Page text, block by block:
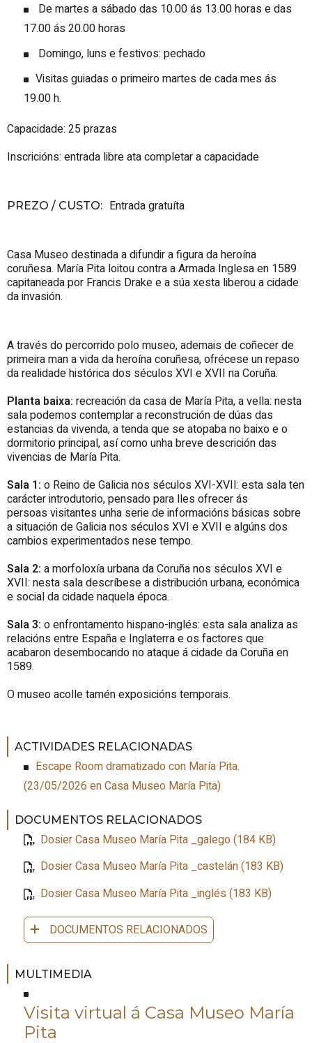
De martes a sábado das 10.00 ás 13.00 horas e das
17.00 ás 20.00 horas
Domingo, luns e festivos: pechado
Visitas guiadas o primeiro martes de cada mes ás
19.00 h.
Capacidade: 25 prazas
Inscricións: entrada libre ata completar a capacidade
PREZO / CUSTO: Entrada gratuíta
Casa Museo destinada a difundir a figura da heroína
coruñesa. María Pita loitou contra a Armada Inglesa en 1589
capitaneada por Francis Drake e a súa xesta liberou a cidade
da invasión.
A través do percorrido polo museo, ademais de coñecer de
primeira man a vida da heroína coruñesa, ofrécese un repaso
da realidade histórica dos séculos XVI e XVII na Coruña.
Planta baixa: recreación da casa de María Pita, a vella: nesta
sala podemos contemplar a reconstrución de dúas das
estancias da vivenda, a tenda que se atopaba no baixo e o
dormitorio principal, así como unha breve descrición das
vivencias de María Pita.
Sala 1: o Reino de Galicia nos séculos XVI-XVII: esta sala ten
carácter introdutorio, pensado para lles ofrecer ás
persoas visitantes unha serie de informacións básicas sobre
a situación de Galicia nos séculos XVI e XVII e algúns dos
cambios experimentados nese tempo.
Sala 2: a morfoloxía urbana da Coruña nos séculos XVI e
XVII: nesta sala descríbese a distribución urbana, económica
e social da cidade naquela época.
Sala 3: o enfrontamento hispano-inglés: esta sala analiza as
relacións entre España e Inglaterra e os factores que
acabaron desembocando no ataque á cidade da Coruña en
1589.
O museo acolle tamén exposicións temporais.
ACTIVIDADES RELACIONADAS
Escape Room dramatizado con María Pita.
(23/05/2026 en Casa Museo María Pita)
DOCUMENTOS RELACIONADOS
Dosier Casa Museo María Pita _galego (184 KB)
Dosier Casa Museo María Pita _castelán (183 KB)
Dosier Casa Museo María Pita _inglés (183 KB)
DOCUMENTOS RELACIONADOS
MULTIMEDIA
Visita virtual á Casa Museo María
Pita